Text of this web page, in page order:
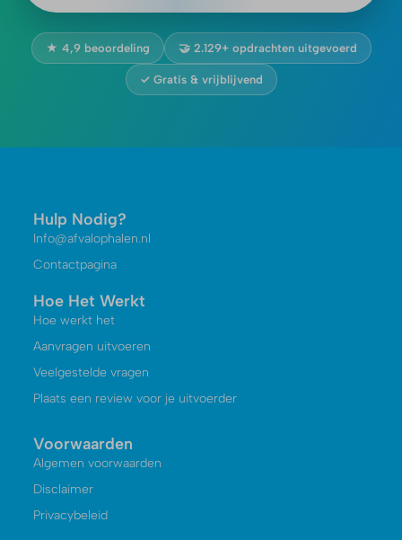
★ 4,9 beoordeling 🤝 2.129+ opdrachten uitgevoerd
✓ Gratis & vrijblijvend
Hulp Nodig?
Info@afvalophalen.nl
Contactpagina
Hoe Het Werkt
Hoe werkt het
Aanvragen uitvoeren
Veelgestelde vragen
Plaats een review voor je uitvoerder
Voorwaarden
Algemen voorwaarden
Disclaimer
Privacybeleid